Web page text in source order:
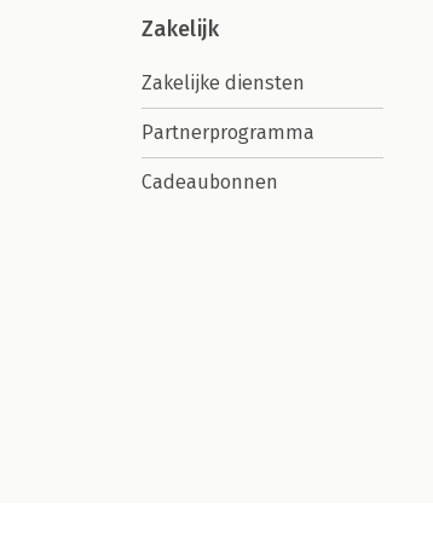
Zakelijk
Zakelijke diensten
Partnerprogramma
Cadeaubonnen